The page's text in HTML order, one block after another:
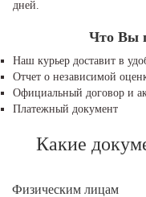
дней.
Что Вы
Наш курьер доставит в
Отчет о независимой
Официальный договор и
Платежный документ
Какие
Физическим лицам